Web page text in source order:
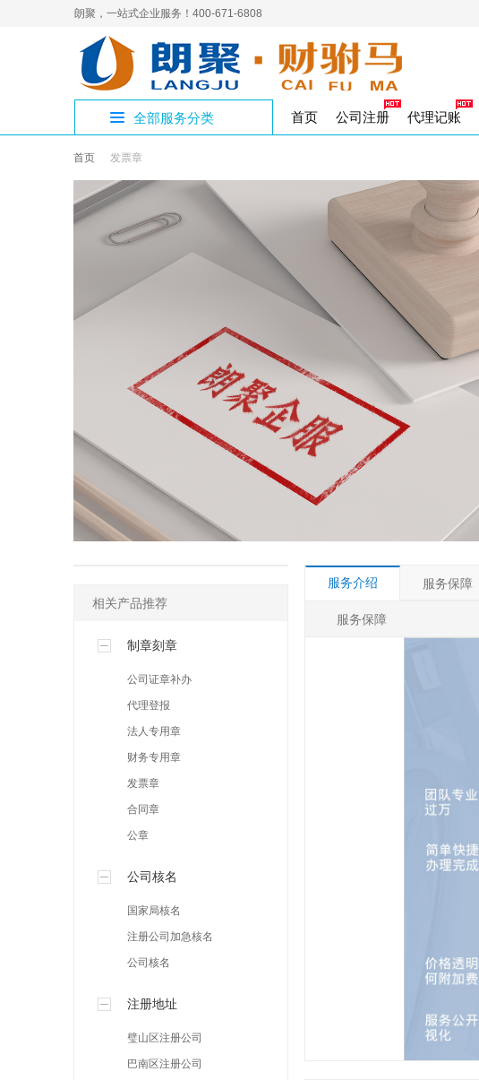
朗聚，一站式企业服务！400-671-6808
全部服务分类
开设公司专区
变更注销专区
资质许可专区
财税服务专区
网络营销专区
国家局核名 注
渝北区注册公司
公司注册 香港公司设立
股份公司注册
解除异常名录
注册资金变更
三类医疗器械
文化出版 出版物许可申请
增值电信
其他许可
商标转让
商标
著作权 作品著作权 软
版权专利
国地税报道 年
税收筹划 企业合理节税
公积金开户
社
工作居住证 工作居住证单位开
集团官网 企业
首页 公司注册 代理记账
首页 发票章
服务介绍 服务保障
服务保障
相关产品推荐
制章刻章
公司证章补办
代理登报
法人专用章
财务专用章
发票章
合同章
公章
公司核名
国家局核名
注册公司加急核名
公司核名
注册地址
璧山区注册公司
巴南区注册公司